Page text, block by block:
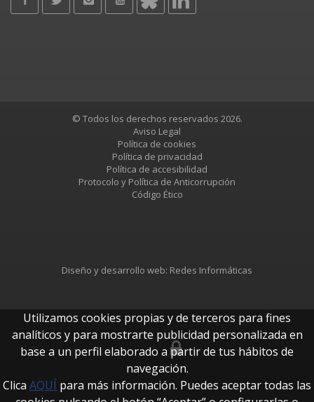
© Todos los derechos reservados 2026.
Aviso Legal
Política de cookies
Política de privacidad
Política de accesibilidad
Protocolo y Política de Anticorrupción
Código Ético
Diseño y desarrollo web: Redes Informáticas
btUpdate
Utilizamos cookies propias y de terceros para fines
analíticos y para mostrarte publicidad personalizada en
base a un perfil elaborado a partir de tus hábitos de
navegación.
Clica AQUÍ para más información. Puedes aceptar todas las